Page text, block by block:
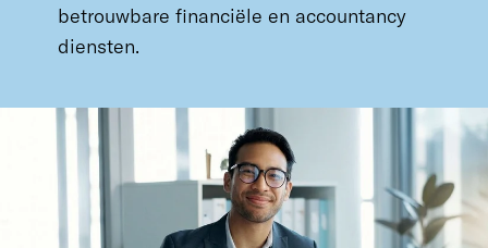
betrouwbare financiële en accountancy
diensten.